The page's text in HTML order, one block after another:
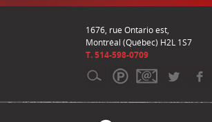
1676, rue Ontario est,
Montréal (Québec) H2L 1S7
T. 514-598-0709